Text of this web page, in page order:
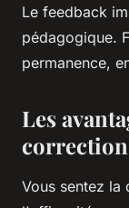
Le feedback
pédagogique.
permanence,
Les
correction
Vous sentez la